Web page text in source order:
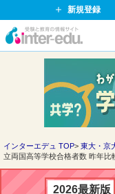
新規登録
イ
ド
ッ
ト
インターエデュ TOP 東大・京
立両国高等学校合格者数 昨年比
2026最新版